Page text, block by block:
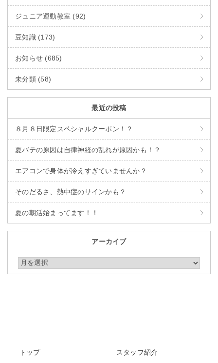
ジュニア運動教室 (92)
豆知識 (173)
お知らせ (685)
未分類 (58)
最近の投稿
８月８日限定スペシャルクーポン！？
夏バテの原因は自律神経の乱れが原因かも！？
エアコンで身体が冷えすぎていませんか？
そのだるさ、熱中症のサインかも？
夏の朝活始まってます！！
アーカイブ
アーカイブ
トップ
スタッフ紹介